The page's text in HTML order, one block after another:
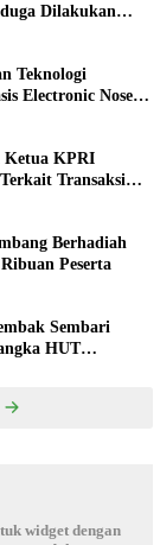
Dilakukan
Teknologi
Electronic Nose
Ketua KPRI
Transaksi
Berhadiah
Peserta
Sembari
HUT
widget dengan